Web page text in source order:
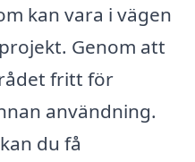
kan vara i vägen
Genom att
fritt för
användning.
du få